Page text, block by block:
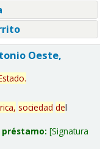
Oeste,
.
sociedad del
Signatura